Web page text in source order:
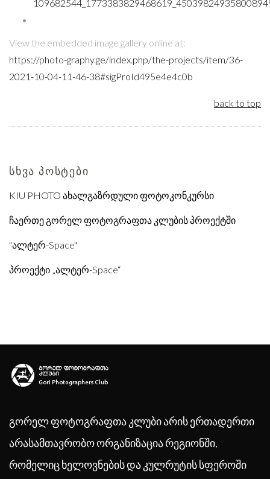
View the embedded image gallery online at:
https://photo-graphy.ge/index.php/the-projects/item/36-
2021-10-04-11-46-38#sigProId495e4e4c0b
back to top
ᲡᲮᲕᲐ ᲞᲝᲡᲢᲔᲑᲘ
KIU PHOTO ახალგაზრდული ფოტოკონკურსი
ჩაერთე გორელ ფოტოგრაფთა კლუბის პროექტში
"ალტერ-Space"
პროექტი „ალტერ-Space“
გორელ ფოტოგრაფთა კლუბი არის ერთადერთი
არასამთავრობო ორგანიზაცია რეგიონში,
რომელიც ხელოვნების და კულრუტის სფეროში